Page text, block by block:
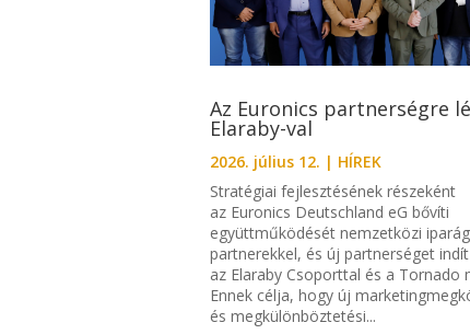
Az Euronics partnerségre
Elaraby-val
2026. július 12. | HÍREK
Stratégiai fejlesztésének részeként
az Euronics Deutschland eG bővíti
együttműködését nemzetközi
partnerekkel, és új partnerséget indít
az Elaraby Csoporttal és a Tornado
Ennek célja, hogy új
és megkülönböztetési...